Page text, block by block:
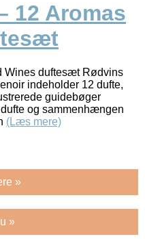
12 Aromas
Wines duftesæt Rødvins
indeholder 12 dufte,
guidebøger
og sammenhængen
(Læs mere)
»
»